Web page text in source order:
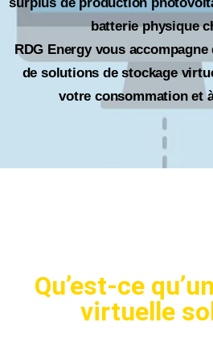
batterie physique
RDG Energy vous
de solutions de stockage
votre consommation et
Qu’est-ce
virtuelle